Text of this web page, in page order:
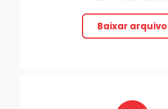
Baixar arquivo